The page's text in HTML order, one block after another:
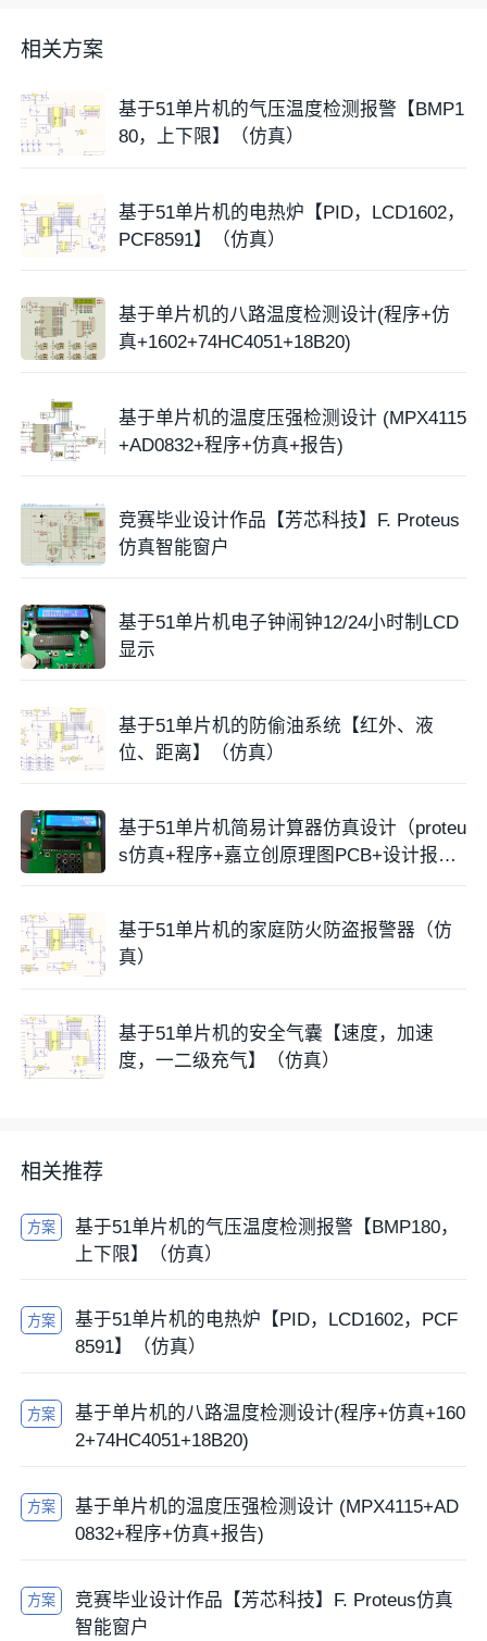
相关方案
基于51单片机的气压温度检测报警【BMP1
80，上下限】（仿真）
基于51单片机的电热炉【PID，LCD1602，
PCF8591】（仿真）
基于单片机的八路温度检测设计(程序+仿
真+1602+74HC4051+18B20)
基于单片机的温度压强检测设计 (MPX4115
+AD0832+程序+仿真+报告)
竞赛毕业设计作品【芳芯科技】F. Proteus
仿真智能窗户
基于51单片机电子钟闹钟12/24小时制LCD
显示
基于51单片机的防偷油系统【红外、液
位、距离】（仿真）
基于51单片机简易计算器仿真设计（proteu
s仿真+程序+嘉立创原理图PCB+设计报
基于51单片机的家庭防火防盗报警器（仿
真）
基于51单片机的安全气囊【速度，加速
度，一二级充气】（仿真）
相关推荐
方案
基于51单片机的气压温度检测报警【BMP180，
上下限】（仿真）
方案
基于51单片机的电热炉【PID，LCD1602，PCF
8591】（仿真）
方案
基于单片机的八路温度检测设计(程序+仿真+160
2+74HC4051+18B20)
方案
基于单片机的温度压强检测设计 (MPX4115+AD
0832+程序+仿真+报告)
方案
竞赛毕业设计作品【芳芯科技】F. Proteus仿真
智能窗户